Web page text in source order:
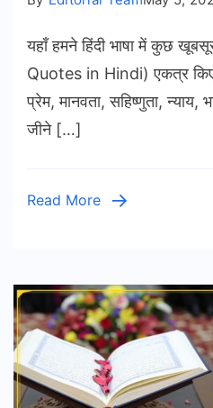
यहाँ हमने हिंदी भाषा में कुछ
Quotes in Hindi) एकत्र किए
प्रेम, मानवता, सहिष्णुता, न्याय,
जीने […]
Read More